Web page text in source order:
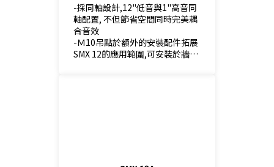
-採同軸設計,12"低音與1"高音同
軸配置, 不但節省空間同時完美耦
合音效
-Ｍ10吊點於額外的安裝配件拓展
SMX 12的應用範圍,可安裝於牆